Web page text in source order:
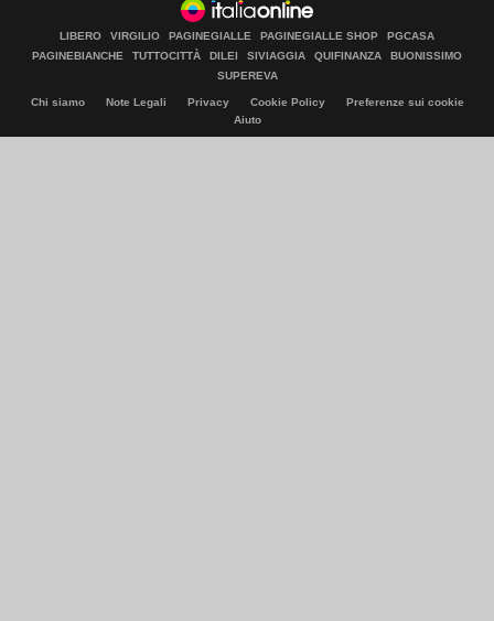
LIBERO VIRGILIO PAGINEGIALLE PAGINEGIALLE SHOP
PGCASA
PAGINEBIANCHE
TUTTOCITTÀ DILEI SIVIAGGIA QUIFINANZA
BUONISSIMO
SUPEREVA
Chi siamo Note Legali Privacy Cookie Policy
Preferenze sui cookie
Aiuto